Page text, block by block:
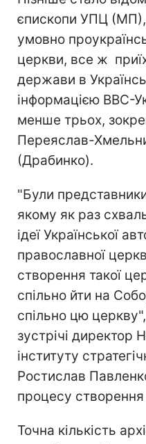
єпископи УПЦ
умовно
церкви, все ж
держави в
інформацією ВВС-
менше трьох,
Переяслав-
(Драбинко).
"Були
якому як раз
ідеї Української
православної
створення такої
спільно йти на
спільно цю
зустрічі директор
інституту
Ростислав
процесу створення
Точна кількість